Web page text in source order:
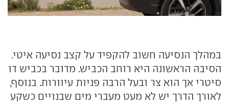
במהלך הנסיעה חשוב להקפיד על קצב נסיעה איטי.
הסיבה הראשונה היא רוחב הכביש. מדובר בכביש דו
סיטרי אך הוא צר ובעל הרבה פניות עיוורות. בנוסף,
לאורך הדרך יש לא מעט מעברי מים שבנויים כשקע